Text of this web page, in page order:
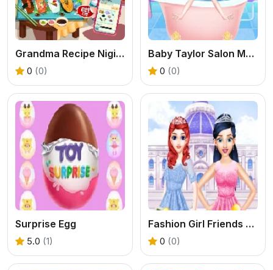
Grandma Recipe Nigiri Sushi
0 (0)
Baby Taylor Salon Makeover
0 (0)
Surprise Egg
5.0 (1)
Fashion Girl Friends Reunion
0 (0)